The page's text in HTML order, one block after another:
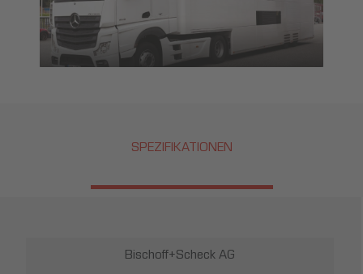
SPEZIFIKATIONEN
Bischoff+Scheck AG